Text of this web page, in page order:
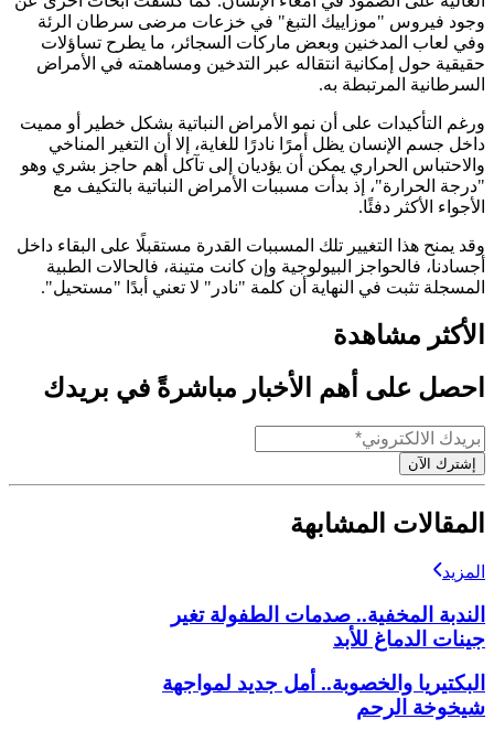
وجود فيروس "موزاييك التبغ" في خزعات مرضى سرطان الرئة
وفي لعاب المدخنين وبعض ماركات السجائر، ما يطرح تساؤلات
حقيقية حول إمكانية انتقاله عبر التدخين ومساهمته في الأمراض
السرطانية المرتبطة به.
ورغم التأكيدات على أن نمو الأمراض النباتية بشكل خطير أو مميت
داخل جسم الإنسان يظل أمرًا نادرًا للغاية، إلا أن التغير المناخي
والاحتباس الحراري يمكن أن يؤديان إلى تآكل أهم حاجز بشري وهو
"درجة الحرارة"، إذ بدأت مسببات الأمراض النباتية بالتكيف مع
الأجواء الأكثر دفئًا.
وقد يمنح هذا التغيير تلك المسببات القدرة مستقبلًا على البقاء داخل
أجسادنا، فالحواجز البيولوجية وإن كانت متينة، فالحالات الطبية
المسجلة تثبت في النهاية أن كلمة "نادر" لا تعني أبدًا "مستحيل".
الأكثر مشاهدة
احصل على أهم الأخبار مباشرةً في بريدك
إشترك الآن
المقالات المشابهة
المزيد
الندبة المخفية.. صدمات الطفولة تغير
جينات الدماغ للأبد
البكتيريا والخصوبة.. أمل جديد لمواجهة
شيخوخة الرحم